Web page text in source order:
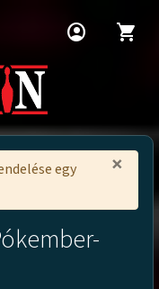
account_circle shopping_cart
×
egy